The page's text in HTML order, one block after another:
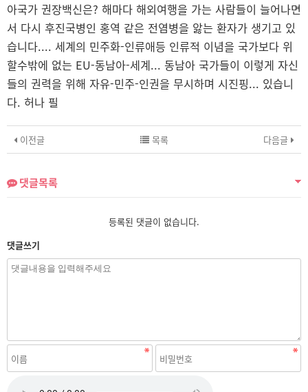
아국가 권장백신은? 해마다 해외여행을 가는 사람들이 늘어나면
서 다시 후진국병인 홍역 같은 전염병을 앓는 환자가 생기고 있
습니다.... 세계의 민주화-인류애등 인류적 이념을 국가보다 위
할수밖에 없는 EU-동남아-세계... 동남아 국가들이 이렇게 자신
들의 권력을 위해 자유-민주-인권을 무시하며 시진핑... 있습니
다. 허나 필
이전글 다음글
목록
댓글목록
등록된 댓글이 없습니다.
댓글쓰기